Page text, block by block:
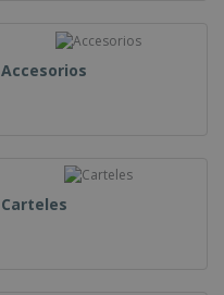
Accesorios
Carteles